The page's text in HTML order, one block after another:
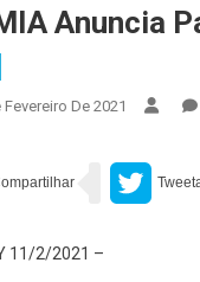
Anuncia
Fevereiro De 2021
11/2/2021 –